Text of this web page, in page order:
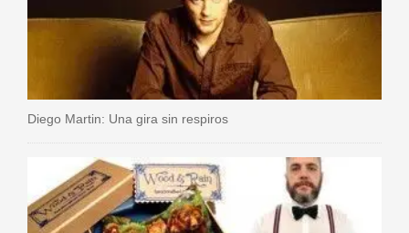
Diego Martin: Una gira sin respiros